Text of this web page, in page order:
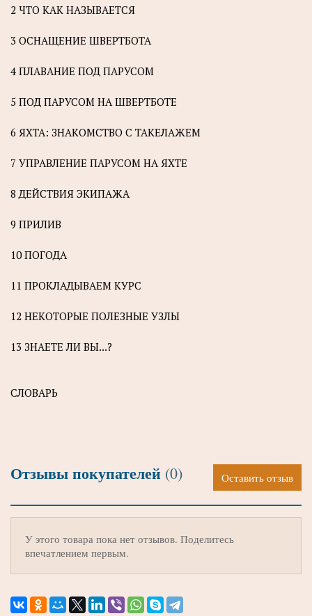
2 ЧТО КАК НАЗЫВАЕТСЯ
3 ОСНАЩЕНИЕ ШВЕРТБОТА
4 ПЛАВАНИЕ ПОД ПАРУСОМ
5 ПОД ПАРУСОМ НА ШВЕРТБОТЕ
6 ЯХТА: ЗНАКОМСТВО С ТАКЕЛАЖЕМ
7 УПРАВЛЕНИЕ ПАРУСОМ НА ЯХТЕ
8 ДЕЙСТВИЯ ЭКИПАЖА
9 ПРИЛИВ
10 ПОГОДА
11 ПРОКЛАДЫВАЕМ КУРС
12 НЕКОТОРЫЕ ПОЛЕЗНЫЕ УЗЛЫ
13 ЗНАЕТЕ ЛИ ВЫ...?
СЛОВАРЬ
Отзывы покупателей (0) Оставить отзыв
У этого товара пока нет отзывов. Поделитесь
впечатлением первым.